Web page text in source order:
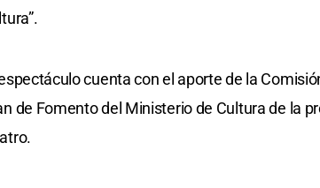
cuenta con el aporte de la
de Fomento del Ministerio de Cultura de la